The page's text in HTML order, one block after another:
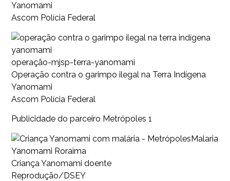
Yanomami
Ascom Polícia Federal
operação-mjsp-terra-yanomami
Operação contra o garimpo ilegal na Terra Indígena
Yanomami
Ascom Polícia Federal
Publicidade do parceiro Metrópoles 1
Malaria
Yanomami Roraima
Criança Yanomami doente
Reprodução/DSEY